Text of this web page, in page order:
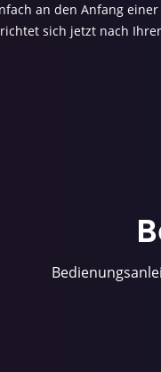
an den Anfang
sich jetzt nach